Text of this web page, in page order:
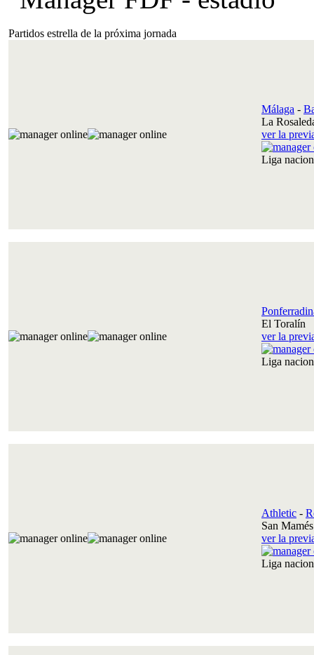
Partidos estrella de la próxima jornada
Málaga -
La
ver la
Liga
El Toralín
ver la
Liga
Athletic -
San
ver la
Liga